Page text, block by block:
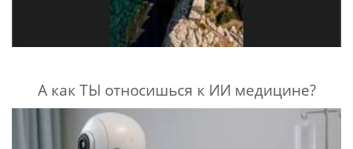
А как ТЫ относишься к ИИ медицине?